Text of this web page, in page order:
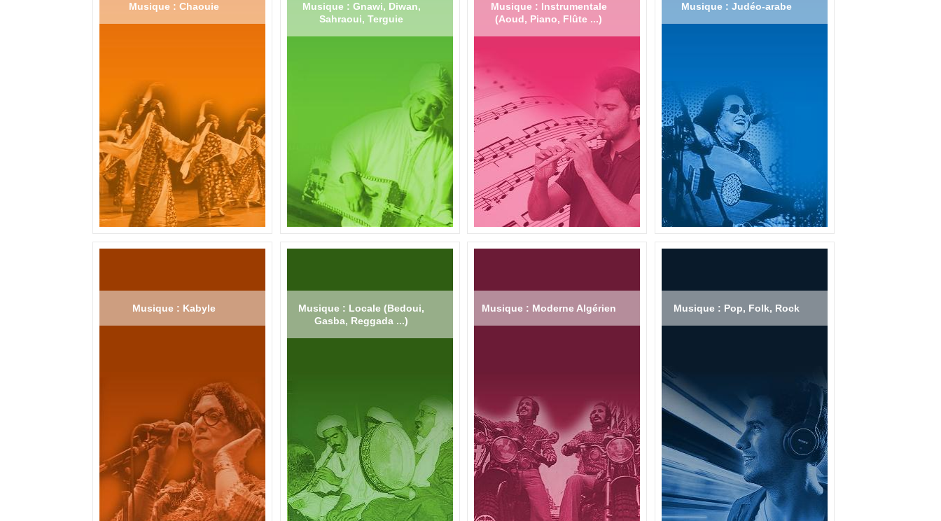
Musique : Chaouie
Musique : Gnawi, Diwan,
Sahraoui, Terguie
Musique : Instrumentale
(Aoud, Piano, Flûte ...)
Musique : Judéo-arabe
Musique : Kabyle
Musique : Locale (Bedoui,
Gasba, Reggada ...)
Musique : Moderne Algérien Musique : Pop, Folk, Rock